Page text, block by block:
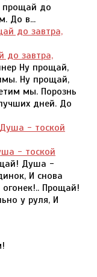
прощай до
До в...
до завтра,
Ну прощай,
Ну прощай,
мы. Порознь
дней. До
- тоской
Душа -
И снова
Прощай!
у руля, И